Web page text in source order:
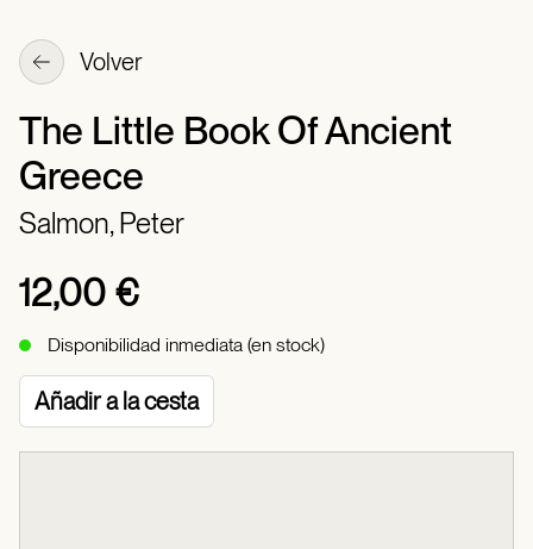
Volver
The Little Book Of Ancient
Greece
Salmon, Peter
12,00 €
Disponibilidad inmediata (en stock)
Añadir a la cesta